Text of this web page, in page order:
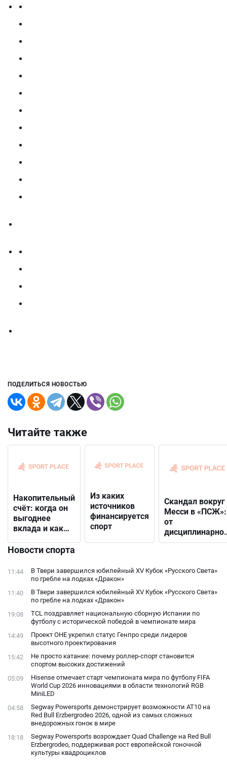
ПОДЕЛИТЬСЯ НОВОСТЬЮ
Читайте также
Накопительный
счёт: когда он
выгоднее
вклада и как
подходящий
Из каких
источников
финансируется
спорт
Скандал вокруг
Месси в «ПСЖ»:
от
решения до
фанатами
Новости спорта
11:44
В Твери завершился юбилейный XV Кубок «Русского Света»
по гребле на лодках «Дракон»
11:40
В Твери завершился юбилейный XV Кубок «Русского Света»
по гребле на лодках «Дракон»
19:08
TCL поздравляет национальную сборную Испании по
футболу с исторической победой в чемпионате мира
14:49
Проект ОНЕ укрепил статус Генпро среди лидеров
высотного проектирования
15:42
Не просто катание: почему роллер-спорт становится
спортом высоких достижений
05:09
Hisense отмечает старт чемпионата мира по футболу FIFA
World Cup 2026 инновациями в области технологий RGB
MiniLED
04:58
Segway Powersports демонстрирует возможности AT10 на
Red Bull Erzbergrodeo 2026, одной из самых сложных
внедорожных гонок в мире
18:18
Segway Powersports возрождает Quad Challenge на Red Bull
Erzbergrodeo, поддерживая рост европейской гоночной
культуры квадроциклов